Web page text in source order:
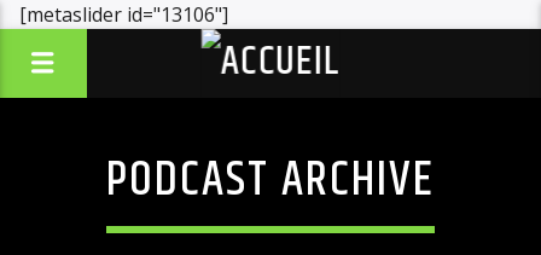
[metaslider id="13106"]
PODCAST ARCHIVE